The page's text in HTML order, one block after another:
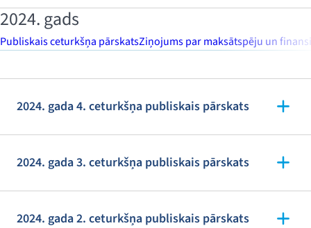
2024. gads
Publiskais ceturkšņa pārskatsZiņojums par maksātspēju un
2024. gada 4. ceturkšņa publiskais pārskats
2024. gada 3. ceturkšņa publiskais pārskats
2024. gada 2. ceturkšņa publiskais pārskats